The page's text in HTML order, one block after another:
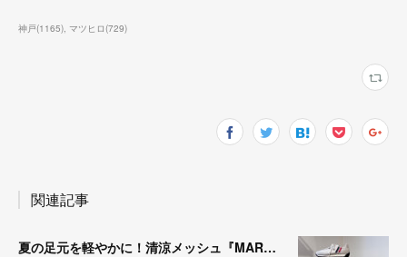
神戸(1165) マツヒロ(729)
関連記事
夏の足元を軽やかに！清涼メッシュ『MARATHON-ME2』